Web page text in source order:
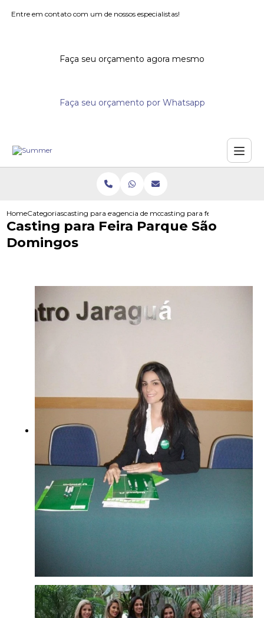
Entre em contato com um de nossos especialistas!
Faça seu orçamento agora mesmo
Faça seu orçamento por Whatsapp
HomeCategoriascasting para eventosagencia de modelos para eventos
casting para feira parque sao
Casting para Feira Parque São
Domingos